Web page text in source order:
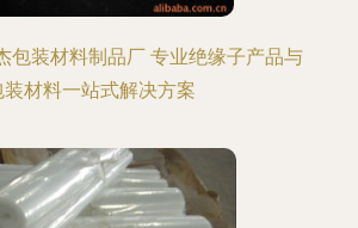
包装材料制品厂 专业绝缘子产品与
装材料一站式解决方案